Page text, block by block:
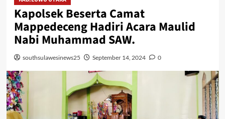
Kapolsek Beserta Camat
Mappedeceng Hadiri Acara Maulid
Nabi Muhammad SAW.
southsulawesinews25 September 14, 2024 0